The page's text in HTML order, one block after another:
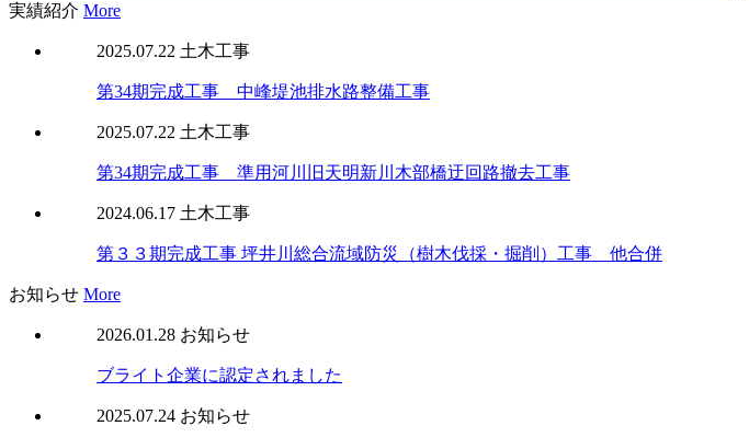
実績紹介 More
2025.07.22 土木工事
第34期完成工事 中峰堤池排水路整備工事
2025.07.22 土木工事
第34期完成工事 準用河川旧天明新川木部橋迂回路撤去工事
2024.06.17 土木工事
第３３期完成工事 坪井川総合流域防災（樹木伐採・掘削）工事 他合併
お知らせ More
2026.01.28 お知らせ
ブライト企業に認定されました
2025.07.24 お知らせ